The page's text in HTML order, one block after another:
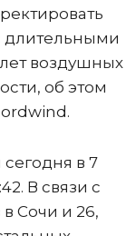
длительными
воздушных
об этом
в 7
В связи с
Сочи и 26,